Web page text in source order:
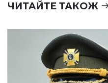
ЧИТАЙТЕ ТАКОЖ